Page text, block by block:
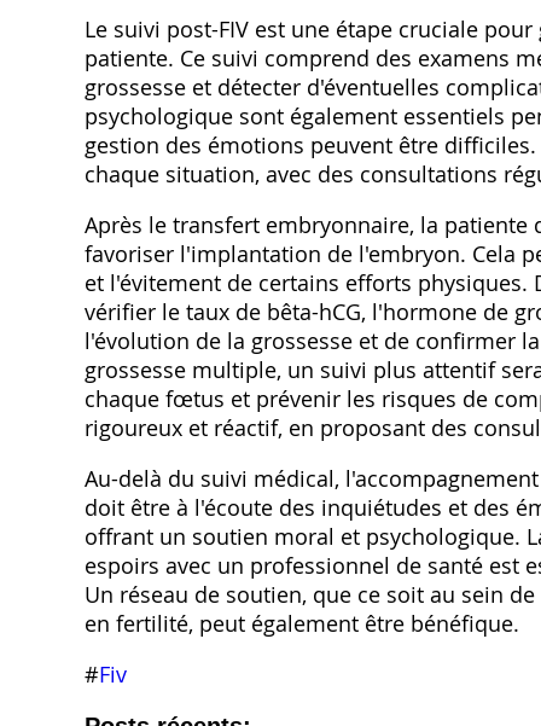
Le suivi post-FIV est une étape cruciale
patiente. Ce suivi comprend des examens
grossesse et détecter d'éventuelles
psychologique sont également essentiels
gestion des émotions peuvent être
chaque situation‚ avec des consultations
Après le transfert embryonnaire‚ la
favoriser l'implantation de l'embryon. Cela
et l'évitement de certains efforts physiques.
vérifier le taux de bêta-hCG‚ l'hormone de
l'évolution de la grossesse et de confirmer
grossesse multiple‚ un suivi plus attentif
chaque fœtus et prévenir les risques de
rigoureux et réactif‚ en proposant des
Au-delà du suivi médical‚
doit être à l'écoute des inquiétudes et des
offrant un soutien moral et psychologique.
espoirs avec un professionnel de santé est
Un réseau de soutien‚ que ce soit au sein
en fertilité‚ peut également être bénéfique.
#Fiv